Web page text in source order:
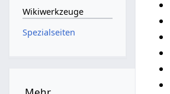
Wikiwerkzeuge
Spezialseiten